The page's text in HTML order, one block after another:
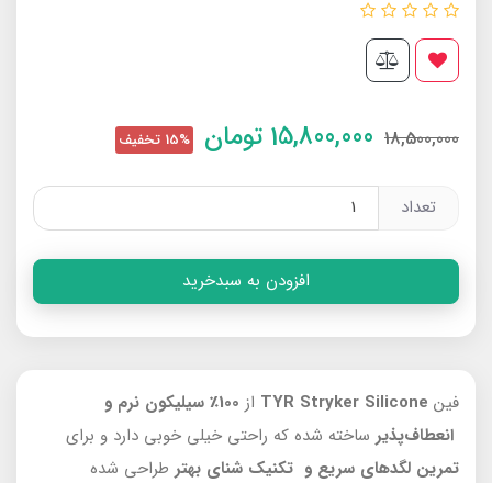
18,500,000
15,800,000 تومان 15% تخفیف
تعداد
افزودن به سبدخرید
فین TYR Stryker Silicone از
100٪ سیلیکون نرم و
انعطاف‌پذیر ساخته شده که راحتی خیلی خوبی دارد و برای
تمرین لگدهای سریع و تکنیک شنای بهتر طراحی شده